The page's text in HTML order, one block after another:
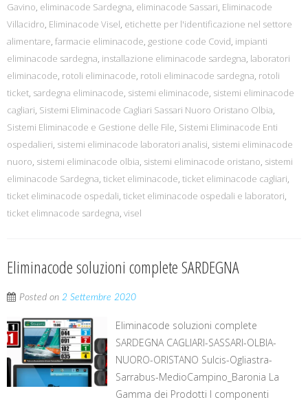
Gavino, eliminacode Sardegna, eliminacode Sassari, Eliminacode
Villacidro, Eliminacode Visel, etichette per l'identificazione nel settore
alimentare, farmacie eliminacode, gestione code Covid, impianti
eliminacode sardegna, installazione eliminacode sardegna, laboratori
eliminacode, rotoli eliminacode, rotoli eliminacode sardegna, rotoli
ticket, sardegna eliminacode, sistemi eliminacode, sistemi eliminacode
cagliari, Sistemi Eliminacode Cagliari Sassari Nuoro Oristano Olbia,
Sistemi Eliminacode e Gestione delle File, Sistemi Eliminacode Enti
ospedalieri, sistemi eliminacode laboratori analisi, sistemi eliminacode
nuoro, sistemi eliminacode olbia, sistemi eliminacode oristano, sistemi
eliminacode Sardegna, ticket eliminacode, ticket eliminacode cagliari,
ticket eliminacode ospedali, ticket eliminacode ospedali e laboratori,
ticket elimnacode sardegna, visel
Eliminacode soluzioni complete SARDEGNA
Posted on 2 Settembre 2020
Eliminacode soluzioni complete
SARDEGNA CAGLIARI-SASSARI-OLBIA-
NUORO-ORISTANO Sulcis-Ogliastra-
Sarrabus-MedioCampino_Baronia La
Gamma dei Prodotti I componenti